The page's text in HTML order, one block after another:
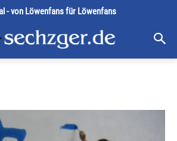
- von Löwenfans für Löwenfans